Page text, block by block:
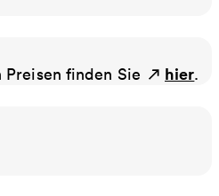
Preisen finden Sie hier.